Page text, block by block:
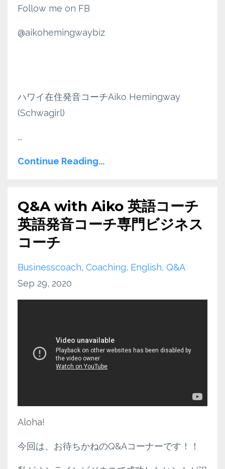
Follow me on FB
@aikohemingwaybiz
ハワイ在住発音コーチAiko Hemingway
(Schwagirl)
...
Continue Reading...
Q&A with Aiko 英語コーチ
英語発音コーチ専門ビジネス
コーチ
Businesscoach Coaching English Q&a
Sep 29, 2020
Aloha!
今回は、お待ちかねのQ&Aコーナーです！！